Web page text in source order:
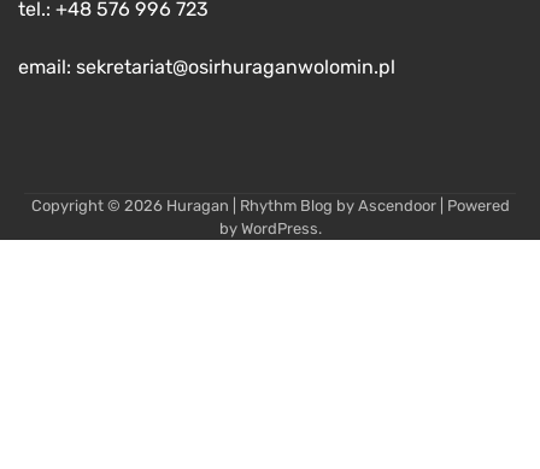
tel.: +48 576 996 723
email: sekretariat@osirhuraganwolomin.pl
Copyright © 2026 Huragan | Rhythm Blog by Ascendoor| Powered
by WordPress.